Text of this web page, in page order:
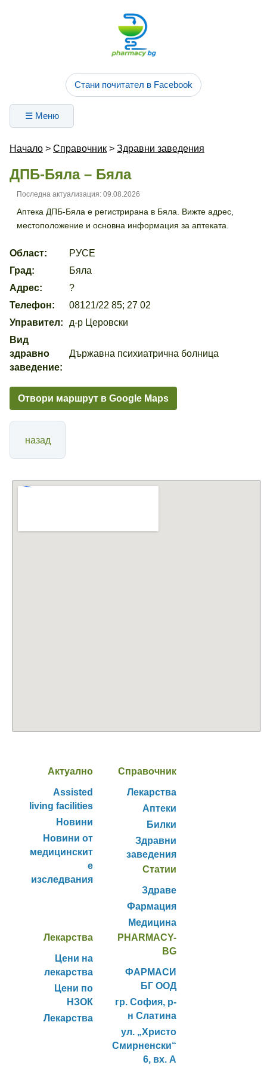
Стани почитател в Facebook
☰ Меню
Начало > Справочник > Здравни заведения
ДПБ-Бяла – Бяла
Последна актуализация: 09.08.2026
Аптека ДПБ-Бяла е регистрирана в Бяла. Вижте адрес,
местоположение и основна информация за аптеката.
Област:
РУСЕ
Град:
Бяла
Адрес:
?
Телефон:
08121/22 85; 27 02
Управител:
д-р Церовски
Вид
здравно
заведение:
Държавна психиатрична болница
Отвори маршрут в Google Maps
назад
Актуално
Assisted
living facilities
Новини
Новини от
медицинскит
е
изследвания
Справочник
Лекарства
Аптеки
Билки
Здравни
заведения
Статии
Здраве
Фармация
Медицина
Лекарства
Цени на
лекарства
Цени по
НЗОК
Лекарства
PHARMACY-
BG
ФАРМАСИ
БГ ООД
гр. София, р-
н Слатина
ул. „Христо
Смирненски“
6, вх. А